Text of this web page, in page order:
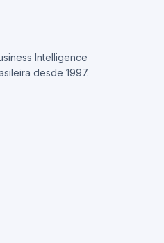
Intelligence
desde 1997.